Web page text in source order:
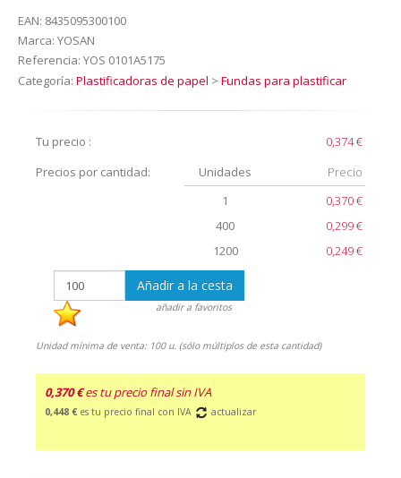
EAN: 8435095300100
Marca: YOSAN
Referencia: YOS 0101A5175
Categoría: Plastificadoras de papel > Fundas para plastificar
Tu precio :
0,374 €
Precios por cantidad:
Unidades
Precio
1
0,370 €
400
0,299 €
1200
0,249 €
Añadir a la cesta
añadir a favoritos
Unidad mínima de venta: 100 u. (sólo múltiplos de esta cantidad)
0,370 € es tu precio final sin IVA
0,448 € es tu precio final con IVA actualizar